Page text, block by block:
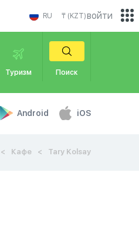
RU ₸ (KZT)
Туризм Поиск
Android iOS
войти
Кафе Tary Kolsay